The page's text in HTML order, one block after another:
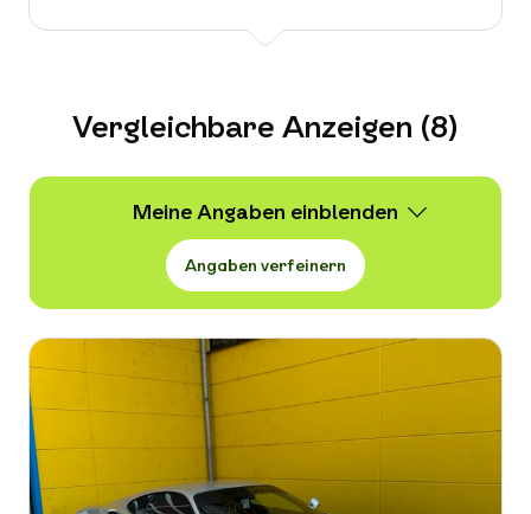
Vergleichbare Anzeigen (8)
Meine Angaben
Angaben verfeinern
Wert
100 -
114.999 € VB
-